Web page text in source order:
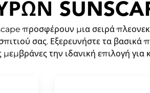
προσφέρουν μια σειρά
σας. Εξερευνήστε τα
την ιδανική επιλογή για